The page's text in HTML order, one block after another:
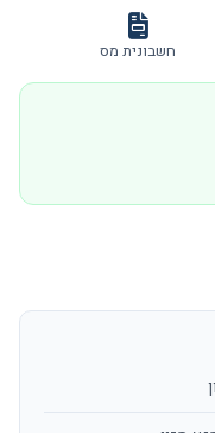
חשבונית מס